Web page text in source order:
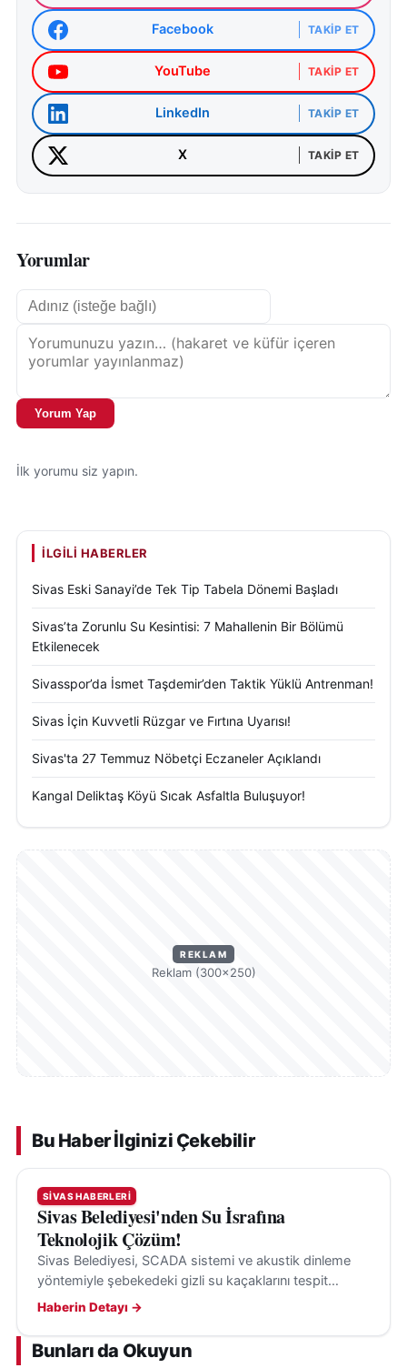
Facebook TAKIP ET
YouTube TAKIP ET
LinkedIn TAKIP ET
X TAKIP ET
Yorumlar
Yorum Yap
İlk yorumu siz yapın.
İLGILI HABERLER
Sivas Eski Sanayi’de Tek Tip Tabela Dönemi Başladı
Sivas’ta Zorunlu Su Kesintisi: 7 Mahallenin Bir Bölümü
Etkilenecek
Sivasspor’da İsmet Taşdemir’den Taktik Yüklü Antrenman!
Sivas İçin Kuvvetli Rüzgar ve Fırtına Uyarısı!
Sivas'ta 27 Temmuz Nöbetçi Eczaneler Açıklandı
Kangal Deliktaş Köyü Sıcak Asfaltla Buluşuyor!
REKLAM
Reklam (300×250)
Bu Haber İlginizi Çekebilir
SIVAS HABERLERI
Sivas Belediyesi'nden Su İsrafına
Teknolojik Çözüm!
Sivas Belediyesi, SCADA sistemi ve akustik dinleme
yöntemiyle şebekedeki gizli su kaçaklarını tespit
ederek su kayıplarının önüne geçiyor.
Haberin Detayı →
Bunları da Okuyun